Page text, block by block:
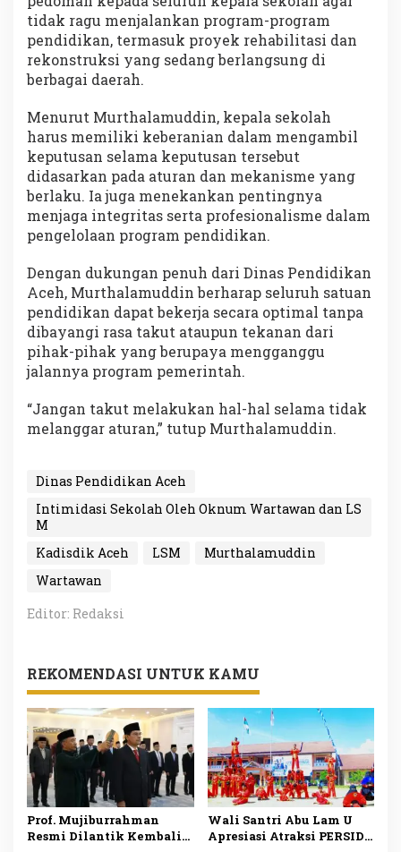
tidak ragu menjalankan program-program
pendidikan, termasuk proyek rehabilitasi dan
rekonstruksi yang sedang berlangsung di
berbagai daerah.
Menurut Murthalamuddin, kepala sekolah
harus memiliki keberanian dalam mengambil
keputusan selama keputusan tersebut
didasarkan pada aturan dan mekanisme yang
berlaku. Ia juga menekankan pentingnya
menjaga integritas serta profesionalisme dalam
pengelolaan program pendidikan.
Dengan dukungan penuh dari Dinas Pendidikan
Aceh, Murthalamuddin berharap seluruh satuan
pendidikan dapat bekerja secara optimal tanpa
dibayangi rasa takut ataupun tekanan dari
pihak-pihak yang berupaya mengganggu
jalannya program pemerintah.
“Jangan takut melakukan hal-hal selama tidak
melanggar aturan,” tutup Murthalamuddin.
Dinas Pendidikan Aceh
Intimidasi Sekolah Oleh Oknum Wartawan dan LS
M
Kadisdik Aceh
LSM
Murthalamuddin
Wartawan
Editor: Redaksi
REKOMENDASI UNTUK KAMU
Prof. Mujiburrahman
Resmi Dilantik Kembali
Wali Santri Abu Lam U
Apresiasi Atraksi PERSIDA